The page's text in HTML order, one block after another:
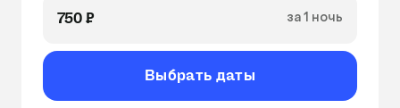
750 ₽ за 1 ночь
Выбрать даты